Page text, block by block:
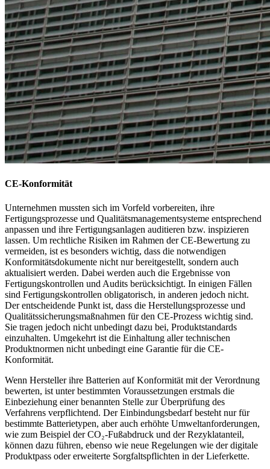
CE-Konformität
Unternehmen mussten sich im Vorfeld vorbereiten, ihre
Fertigungsprozesse und Qualitätsmanagementsysteme entsprechend
anpassen und ihre Fertigungsanlagen auditieren bzw. inspizieren
lassen. Um rechtliche Risiken im Rahmen der CE-Bewertung zu
vermeiden, ist es besonders wichtig, dass die notwendigen
Konformitätsdokumente nicht nur bereitgestellt, sondern auch
aktualisiert werden. Dabei werden auch die Ergebnisse von
Fertigungskontrollen und Audits berücksichtigt. In einigen Fällen
sind Fertigungskontrollen obligatorisch, in anderen jedoch nicht.
Der entscheidende Punkt ist, dass die Herstellungsprozesse und
Qualitätssicherungsmaßnahmen für den CE-Prozess wichtig sind.
Sie tragen jedoch nicht unbedingt dazu bei, Produktstandards
einzuhalten. Umgekehrt ist die Einhaltung aller technischen
Produktnormen nicht unbedingt eine Garantie für die CE-
Konformität.
Wenn Hersteller ihre Batterien auf Konformität mit der Verordnung
bewerten, ist unter bestimmten Voraussetzungen erstmals die
Einbeziehung einer benannten Stelle zur Überprüfung des
Verfahrens verpflichtend. Der Einbindungsbedarf besteht nur für
bestimmte Batterietypen, aber auch erhöhte Umweltanforderungen,
wie zum Beispiel der CO₂-Fußabdruck und der Rezyklatanteil,
können dazu führen, ebenso wie neue Regelungen wie der digitale
Produktpass oder erweiterte Sorgfaltspflichten in der Lieferkette.